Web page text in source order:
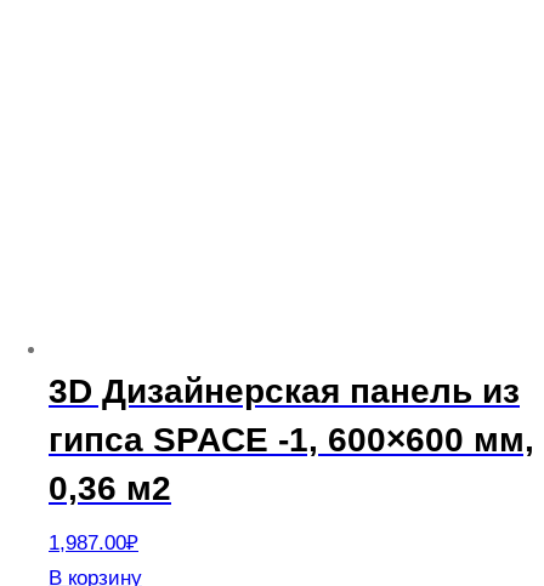
3D Дизайнерская панель из
гипса SPACE -1, 600×600 мм,
0,36 м2
1,987.00₽
В корзину